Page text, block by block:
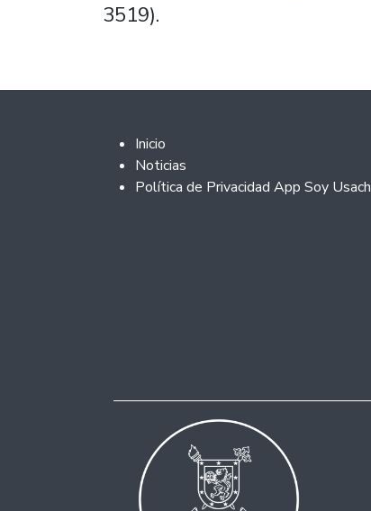
3519).
Footer 2
Inicio
Noticias
Política de Privacidad App Soy Usach